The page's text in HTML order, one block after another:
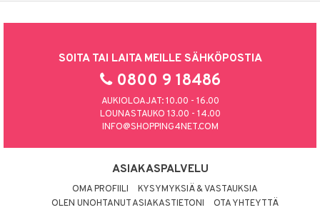
SOITA TAI LAITA MEILLE SÄHKÖPOSTIA
0800 9 18486
AUKIOLOAJAT: 10.00 - 16.00
LOUNASTAUKO 13.00 - 14.00
INFO@SHOPPING4NET.COM
ASIAKASPALVELU
OMA PROFIILI
KYSYMYKSIÄ & VASTAUKSIA
OLEN UNOHTANUT ASIAKASTIETONI
OTA YHTEYTTÄ